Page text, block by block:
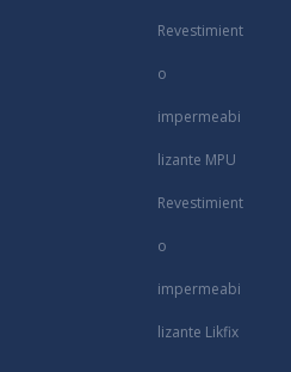
Revestimient
o
impermeabi
lizante MPU
Revestimient
o
impermeabi
lizante Likfix